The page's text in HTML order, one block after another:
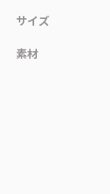
サイズ
素材